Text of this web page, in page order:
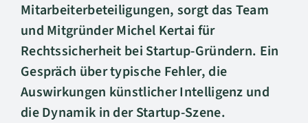
Mitarbeiterbeteiligungen, sorgt das Team
und Mitgründer Michel Kertai für
Rechtssicherheit bei Startup-Gründern. Ein
Gespräch über typische Fehler, die
Auswirkungen künstlicher Intelligenz und
die Dynamik in der Startup-Szene.